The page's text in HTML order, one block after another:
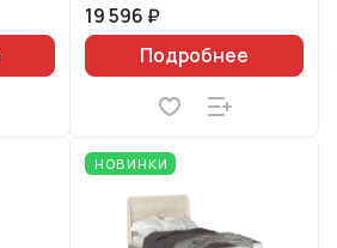
19 596 ₽
Подробнее
НОВИНКИ